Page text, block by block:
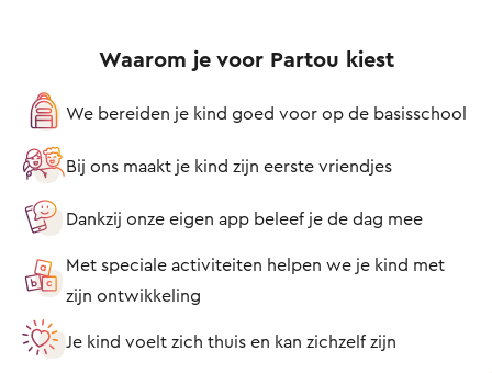
Waarom je voor Partou kiest
We bereiden je kind goed voor op de basisschool
Bij ons maakt je kind zijn eerste vriendjes
Dankzij onze eigen app beleef je de dag mee
Met speciale activiteiten helpen we je kind met
zijn ontwikkeling
Je kind voelt zich thuis en kan zichzelf zijn